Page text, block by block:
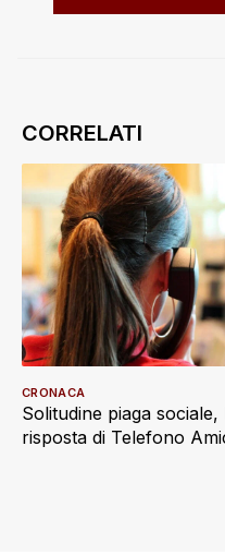
Solitudine piaga sociale,
risposta di Telefono
CRONACA